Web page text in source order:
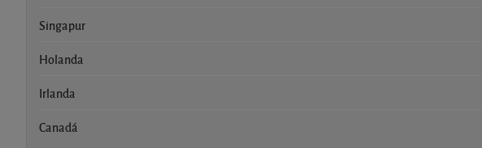
Singapur
Holanda
Irlanda
Canadá